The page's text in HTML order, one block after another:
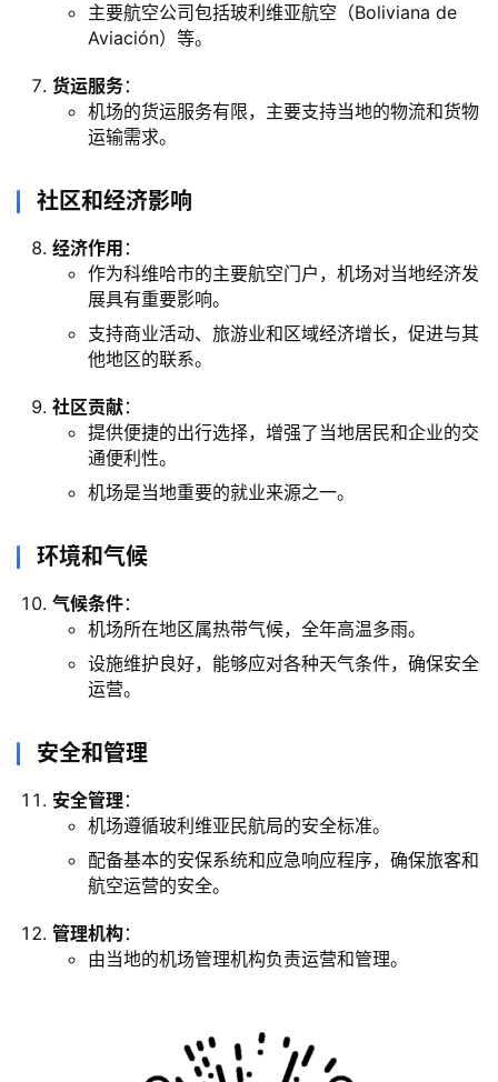
主要航空公司包括玻利维亚航空（Boliviana de
Aviación）等。
货运服务：
机场的货运服务有限，主要支持当地的物流和货物
运输需求。
社区和经济影响
经济作用 ：
作为科维哈市的主要航空门户，机场对当地经济发
展具有重要影响。
支持商业活动、旅游业和区域经济增长，促进与其
他地区的联系。
社区贡献：
提供便捷的出行选择，增强了当地居民和企业的交
通便利性。
机场是当地重要的就业来源之一。
环境和气候
气候条件：
机场所在地区属热带气候，全年高温多雨。
设施维护良好，能够应对各种天气条件，确保安全
运营。
安全和管理
安全管理 ：
机场遵循玻利维亚民航局的安全标准。
配备基本的安保系统和应急响应程序，确保旅客和
航空运营的安全。
管理机构：
由当地的机场管理机构负责运营和管理。